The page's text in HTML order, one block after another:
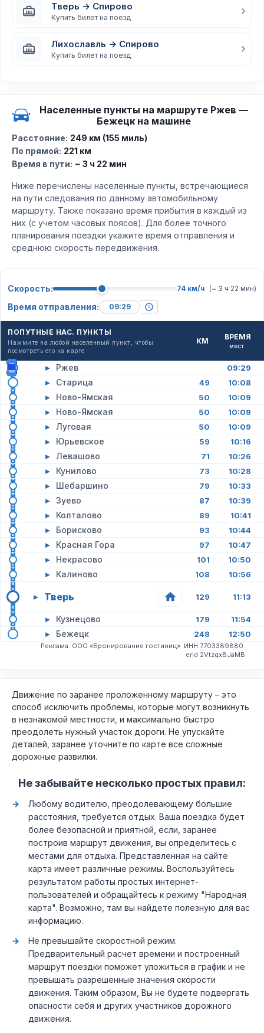
Тверь → Спирово
Купить билет на поезд
Лихославль → Спирово
Купить билет на поезд
Населенные пункты на маршруте Ржев —
Бежецк на машине
Расстояние: 249 км (155 миль)
По прямой: 221 км
Время в пути: ~ 3 ч 22 мин
Ниже перечислены населенные пункты, встречающиеся
на пути следования по данному автомобильному
маршруту. Также показано время прибытия в каждый из
них (с учетом часовых поясов). Для более точного
планирования поездки укажите время отправления и
среднюю скорость передвижения.
Скорость: 74 км/ч (~ 3 ч 22 мин)
Время отправления:
ПОПУТНЫЕ НАС. ПУНКТЫ
Нажмите на любой населенный пункт, чтобы
посмотреть его на карте
КМ ВРЕМЯ
мест.
▸ Ржев 09:29
▸ Старица 49 10:08
▸ Ново-Ямская 50 10:09
▸ Ново-Ямская 50 10:09
▸ Луговая 50 10:09
▸ Юрьевское 59 10:16
▸ Левашово 71 10:26
▸ Кунилово 73 10:28
▸ Шебаршино 79 10:33
▸ Зуево 87 10:39
▸ Колталово 89 10:41
▸ Борисково 93 10:44
▸ Красная Гора 97 10:47
▸ Некрасово 101 10:50
▸ Калиново 108 10:56
▸ Тверь 129 11:13
▸ Кузнецово 179 11:54
▸ Бежецк 248 12:50
Реклама. ООО «Бронирование гостиниц». ИНН 7703389880.
erid 2VtzqxBJaMB
Движение по заранее проложенному маршруту – это
способ исключить проблемы, которые могут возникнуть
в незнакомой местности, и максимально быстро
преодолеть нужный участок дороги. Не упускайте
деталей, заранее уточните по карте все сложные
дорожные развилки.
Не забывайте несколько простых правил:
Любому водителю, преодолевающему большие
расстояния, требуется отдых. Ваша поездка будет
более безопасной и приятной, если, заранее
построив маршрут движения, вы определитесь с
местами для отдыха. Представленная на сайте
карта имеет различные режимы. Воспользуйтесь
результатом работы простых интернет-
пользователей и обращайтесь к режиму "Народная
карта". Возможно, там вы найдете полезную для вас
информацию.
Не превышайте скоростной режим.
Предварительный расчет времени и построенный
маршрут поездки поможет уложиться в график и не
превышать разрешенные значения скорости
движения. Таким образом, Вы не будете подвергать
опасности себя и других участников дорожного
движения.